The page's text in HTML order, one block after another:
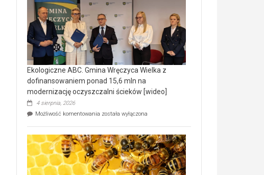
Ekologiczne ABC. Gmina Wręczyca Wielka z
dofinansowaniem ponad 15,6 mln na
modernizację oczyszczalni ścieków [wideo]
4 sierpnia, 2026
Możliwość komentowania Ekologiczne
Wręczyca
Wielka
z
dofinansowaniem
ponad
została wyłączona